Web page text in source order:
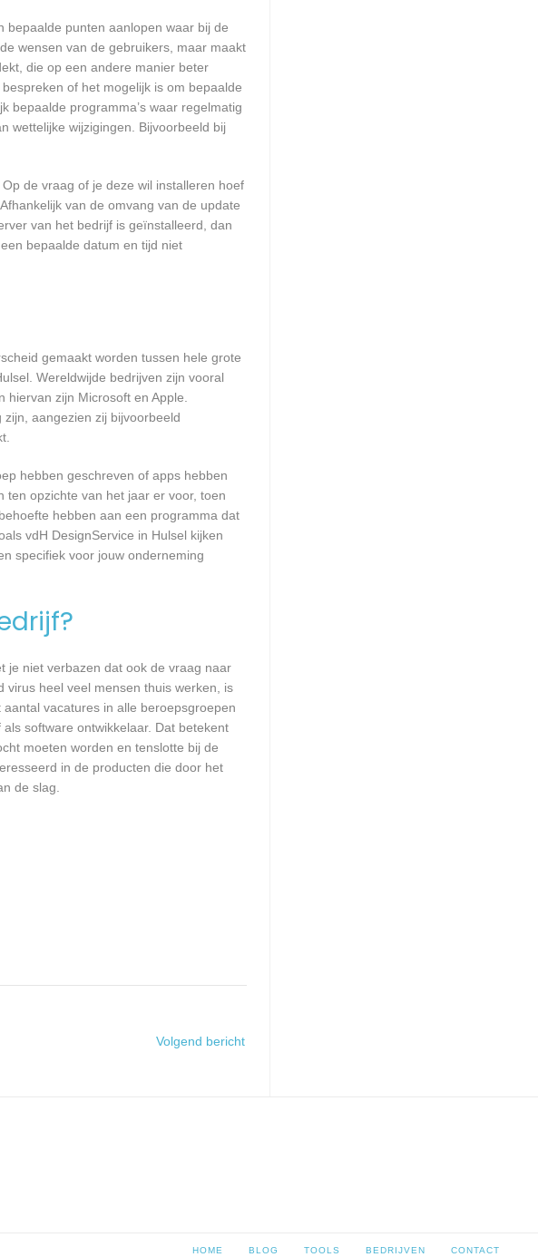
bepaalde punten aanlopen waar bij de
wensen van de gebruikers, maar maakt
die op een andere manier beter
of het mogelijk is om bepaalde
bepaalde programma’s waar regelmatig
wettelijke wijzigingen. Bijvoorbeeld bij
de vraag of je deze wil installeren hoef
. Afhankelijk van de omvang van de update
van het bedrijf is geïnstalleerd, dan
bepaalde datum en tijd niet
gemaakt worden tussen hele grote
Wereldwijde bedrijven zijn vooral
zijn Microsoft en Apple.
aangezien zij bijvoorbeeld
hebben geschreven of apps hebben
ten opzichte van het jaar er voor, toen
hebben aan een programma dat
vdH DesignService in Hulsel kijken
specifiek voor jouw onderneming
je niet verbazen dat ook de vraag naar
virus heel veel mensen thuis werken, is
vacatures in alle beroepsgroepen
software ontwikkelaar. Dat betekent
moeten worden en tenslotte bij de
in de producten die door het
de slag.
Volgend bericht
HOME BLOG TOOLS BEDRIJVEN CONTACT